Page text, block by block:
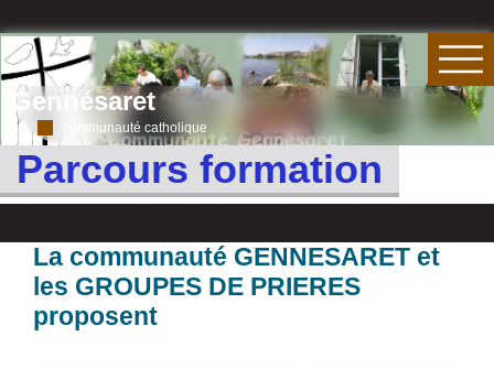
Gennésaret
communauté catholique
Parcours formation
La communauté GENNESARET et
les GROUPES DE PRIERES
proposent